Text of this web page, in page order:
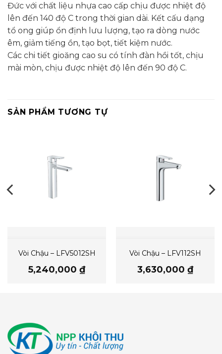
Đức với chất liệu nhựa cao cấp chịu được nhiệt độ
lên đến 140 độ C trong thời gian dài. Kết cấu dạng
tổ ong giúp ổn định lưu lượng, tạo ra dòng nước
êm, giảm tiếng ồn, tạo bọt, tiết kiệm nước.
Các chi tiết gioăng cao su có tính đàn hồi tốt, chịu
mài mòn, chịu được nhiệt độ lên đến 90 độ C.
SẢN PHẨM TƯƠNG TỰ
Vòi Chậu – LFV5012SH
5,240,000 ₫
Vòi Chậu – LFV112SH
3,630,000 ₫